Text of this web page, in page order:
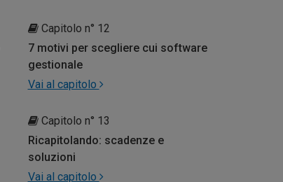
Capitolo n° 12
7 motivi per scegliere cui software
gestionale
Vai al capitolo
Capitolo n° 13
Ricapitolando: scadenze e
soluzioni
Vai al capitolo